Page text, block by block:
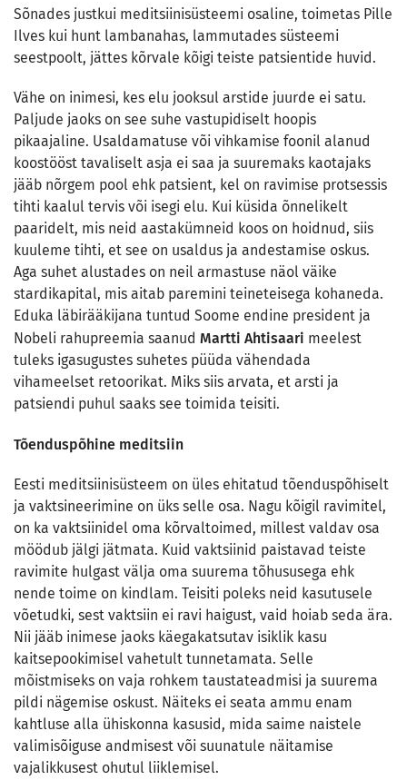
Sõnades justkui meditsiinisüsteemi osaline, toimetas Pille
Ilves kui hunt lambanahas, lammutades süsteemi
seestpoolt, jättes kõrvale kõigi teiste patsientide huvid.
Vähe on inimesi, kes elu jooksul arstide juurde ei satu.
Paljude jaoks on see suhe vastupidiselt hoopis
pikaajaline. Usaldamatuse või vihkamise foonil alanud
koostööst tavaliselt asja ei saa ja suuremaks kaotajaks
jääb nõrgem pool ehk patsient, kel on ravimise protsessis
tihti kaalul tervis või isegi elu. Kui küsida õnnelikelt
paaridelt, mis neid aastakümneid koos on hoidnud, siis
kuuleme tihti, et see on usaldus ja andestamise oskus.
Aga suhet alustades on neil armastuse näol väike
stardikapital, mis aitab paremini teineteisega kohaneda.
Eduka läbirääkijana tuntud Soome endine president ja
Nobeli rahupreemia saanud Martti Ahtisaari meelest
tuleks igasugustes suhetes püüda vähendada
vihameelset retoorikat. Miks siis arvata, et arsti ja
patsiendi puhul saaks see toimida teisiti.
Tõenduspõhine meditsiin
Eesti meditsiinisüsteem on üles ehitatud tõenduspõhiselt
ja vaktsineerimine on üks selle osa. Nagu kõigil ravimitel,
on ka vaktsiinidel oma kõrvaltoimed, millest valdav osa
möödub jälgi jätmata. Kuid vaktsiinid paistavad teiste
ravimite hulgast välja oma suurema tõhususega ehk
nende toime on kindlam. Teisiti poleks neid kasutusele
võetudki, sest vaktsiin ei ravi haigust, vaid hoiab seda ära.
Nii jääb inimese jaoks käegakatsutav isiklik kasu
kaitsepookimisel vahetult tunnetamata. Selle
mõistmiseks on vaja rohkem taustateadmisi ja suurema
pildi nägemise oskust. Näiteks ei seata ammu enam
kahtluse alla ühiskonna kasusid, mida saime naistele
valimisõiguse andmisest või suunatule näitamise
vajalikkusest ohutul liiklemisel.